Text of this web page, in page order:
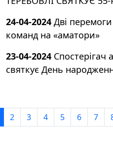
24-04-2024 Дві
команд на «аматори»
23-04-2024 Спостерігач
святкує День
2 3 4 5 6 7